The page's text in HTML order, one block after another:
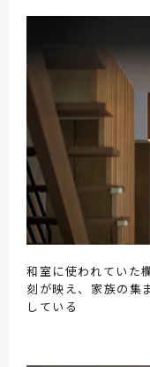
和室に使われていた
刻が映え、家族の集
している